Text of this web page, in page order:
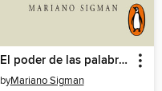
El poder de las palabras
byMariano Sigman